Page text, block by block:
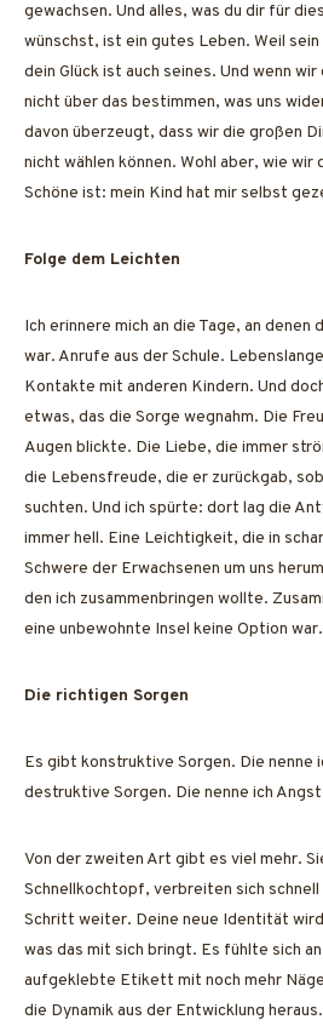
gewachsen. Und alles, was du dir für
wünschst, ist ein gutes Leben. Weil
dein Glück ist auch seines. Und wenn
nicht über das bestimmen, was uns
davon überzeugt, dass wir die großen
nicht wählen können. Wohl aber, wie wir
Schöne ist: mein Kind hat mir selbst
Folge dem Leichten
Ich erinnere mich an die Tage, an
war. Anrufe aus der Schule.
Kontakte mit anderen Kindern. Und
etwas, das die Sorge wegnahm. Die
Augen blickte. Die Liebe, die immer
die Lebensfreude, die er zurückgab,
suchten. Und ich spürte: dort lag die
immer hell. Eine Leichtigkeit, die in
Schwere der Erwachsenen um uns
den ich zusammenbringen wollte.
eine unbewohnte Insel keine Option war.
Die richtigen Sorgen
Es gibt konstruktive Sorgen. Die nenne
destruktive Sorgen. Die nenne ich
Von der zweiten Art gibt es viel mehr.
Schnellkochtopf, verbreiten sich schnell
Schritt weiter. Deine neue Identität
was das mit sich bringt. Es fühlte sich
aufgeklebte Etikett mit noch mehr
die Dynamik aus der Entwicklung